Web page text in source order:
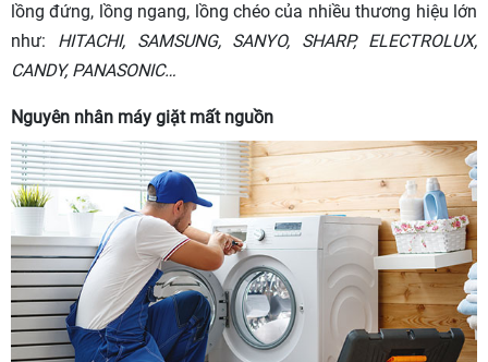
lồng đứng, lồng ngang, lồng chéo của nhiều thương hiệu lớn
như: HITACHI, SAMSUNG, SANYO, SHARP, ELECTROLUX,
CANDY, PANASONIC…
Nguyên nhân máy giặt mất nguồn